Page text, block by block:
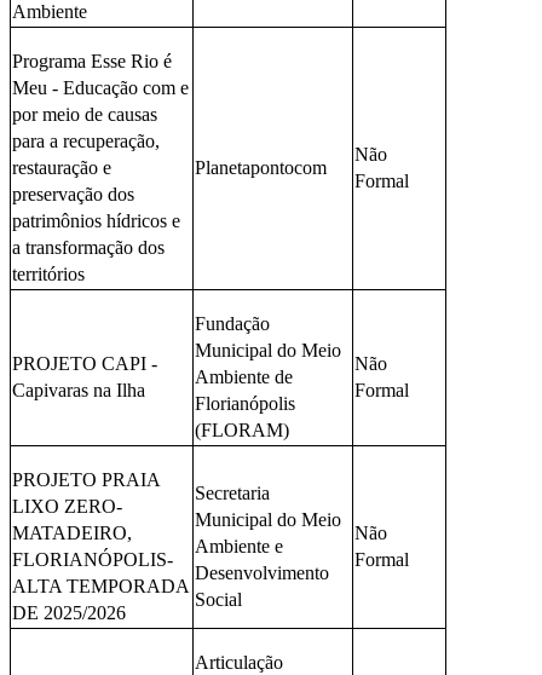
Ambiente
Programa Esse Rio é
Meu - Educação com e
por meio de causas
para a recuperação,
restauração e
preservação dos
patrimônios hídricos e
a transformação dos
territórios
Planetapontocom
Não
Formal
PROJETO CAPI -
Capivaras na Ilha
Fundação
Municipal do Meio
Ambiente de
Florianópolis
(FLORAM)
Não
Formal
PROJETO PRAIA
LIXO ZERO-
MATADEIRO,
FLORIANÓPOLIS-
ALTA TEMPORADA
DE 2025/2026
Secretaria
Municipal do Meio
Ambiente e
Desenvolvimento
Social
Não
Formal
Articulação